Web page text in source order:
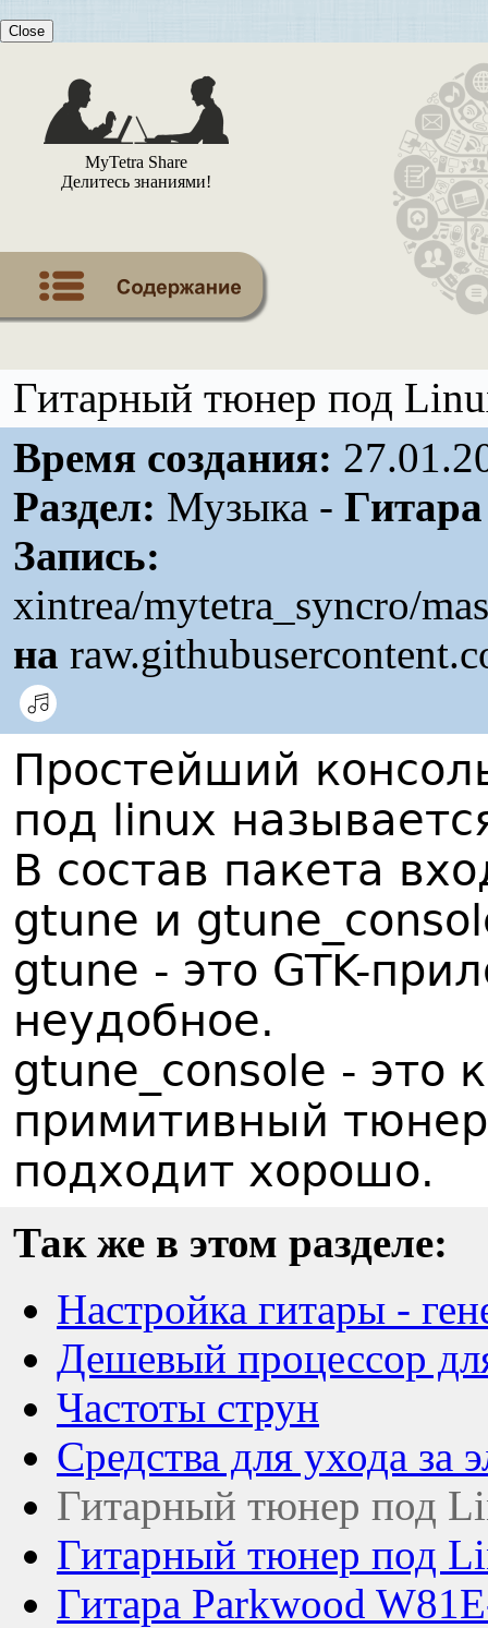
Close
MyTetra Share
Делитесь знаниями!
Гитарный тюнер под
Время создания:
Раздел: Музыка - Гитара
Запись:
xintrea/mytetra_syncro/
на
Простейший
под linux
В состав пакета
gtune и
gtune - это GTK-
неудобное.
gtune_console - это
примитивный
подходит хорошо.
Так же в этом разделе:
Настройка гитары -
Дешевый процессор
Частоты струн
Средства для ухода за
Гитарный тюнер под
Гитарный тюнер под
Гитара Parkwood